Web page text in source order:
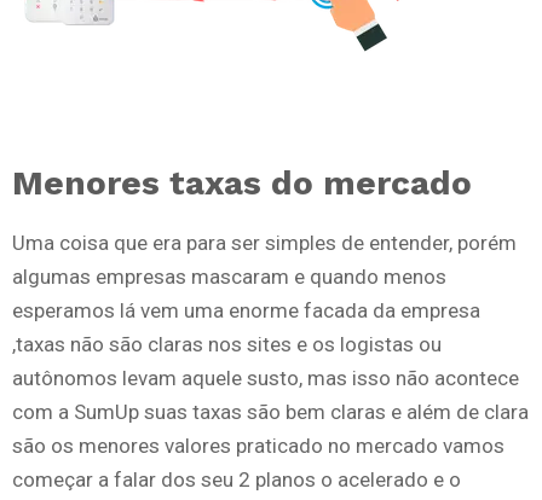
Menores taxas do mercado
Uma coisa que era para ser simples de entender, porém
algumas empresas mascaram e quando menos
esperamos lá vem uma enorme facada da empresa
,taxas não são claras nos sites e os logistas ou
autônomos levam aquele susto, mas isso não acontece
com a SumUp suas taxas são bem claras e além de clara
são os menores valores praticado no mercado vamos
começar a falar dos seu 2 planos o acelerado e o